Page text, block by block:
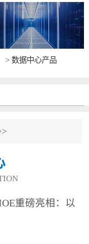
> 数据中心产品
重磅亮相：以
擎，驱动AI与
代